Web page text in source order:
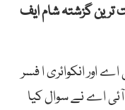
ترین گزشتہ شام ایف
اور انکوائری ا فسر
اے نے سوال کیا